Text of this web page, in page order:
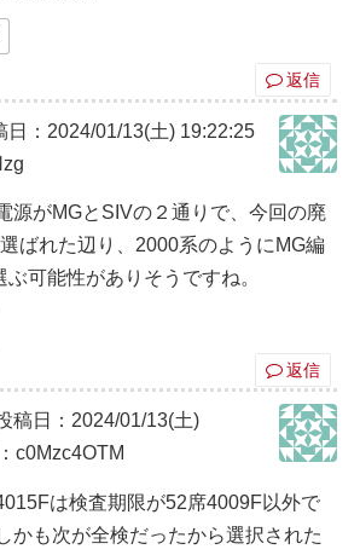
返信
日：2024/01/13(土) 19:22:25
源がMGとSIVの２通りで、今回の廃
ばれた辺り、2000系のようにMG編
ぶ可能性がありそうですね。
返信
稿日：2024/01/13(土)
c0Mzc4OTM
は検査期限が52席4009F以外で
かも次が全検だったから選択された